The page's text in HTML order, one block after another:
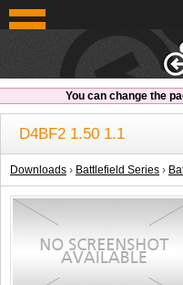
OldSchoolHack
You can change the
D4BF2 1.50 1.1
Downloads › Battlefield Series ›